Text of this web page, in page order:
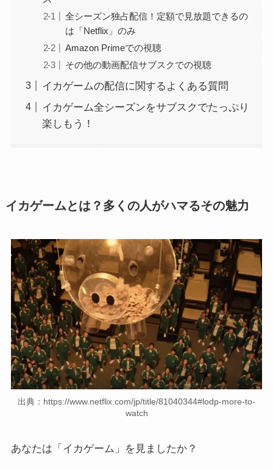
全シーズン独占配信！定額で見放題できるの
は「Netflix」のみ
Amazon Primeでの視聴
その他の動画配信サブスクでの視聴
イカゲームの配信に関するよくある質問
イカゲーム全シーズンをサブスクでたっぷり
楽しもう！
イカゲームとは？多くの人がハマるその魅力
出典：https://www.netflix.com/jp/title/81040344#lodp-more-to-
watch
あなたは「イカゲーム」を見ましたか？